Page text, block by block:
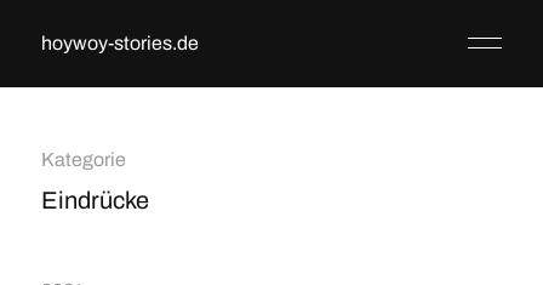
hoywoy-stories.de
Kategorie
Eindrücke